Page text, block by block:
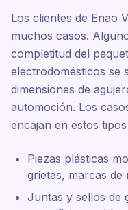
Los clientes de Enao
muchos casos.
completitud del
electrodomésticos se
dimensiones de
automoción. Los
encajan en estos
Piezas plásticas
grietas, marcas
Juntas y sellos de